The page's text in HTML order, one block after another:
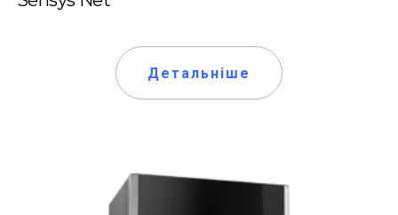
Детальніше